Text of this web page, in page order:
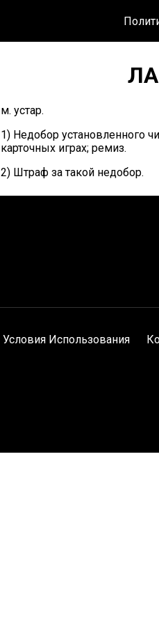
м. устар.
1) Недобор установленного
карточных играх; ремиз.
2) Штраф за такой недобор.
Условия Использования